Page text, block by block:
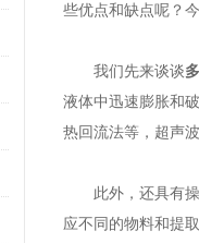
些优点和缺点呢？
我们先来谈谈
液体中迅速膨胀和
热回流法等，超声
此外，还具有操
应不同的物料和提